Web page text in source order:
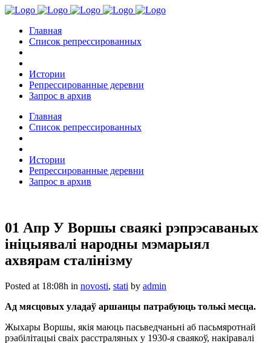
Главная
Список репрессированных
Истории
Репрессированные деревни
Запрос в архив
Главная
Список репрессированных
Истории
Репрессированные деревни
Запрос в архив
01 Апр У Воршы сваякі рэпрэсаваных
ініцыявалі народны мэмарыял
ахвярам сталінізму
Posted at 18:08h in novosti, stati by admin
Ад мясцовых уладаў аршанцы патрабуюць толькі месца.
Жыхары Воршы, якія маюць пасьведчаньні аб пасьмяротнай
рэабілітацыі сваіх расстраляных у 1930-я сваякоў, накіравалі